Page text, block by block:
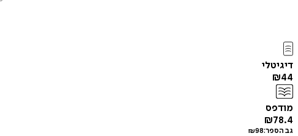
דיגיטלי
₪44
מודפס
₪78.4
גב הספר: ₪98